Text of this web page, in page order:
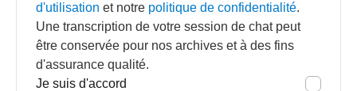
d'utilisation et notre politique de confidentialité.
Une transcription de votre session de chat peut
être conservée pour nos archives et à des fins
d'assurance qualité.
Je suis d'accord